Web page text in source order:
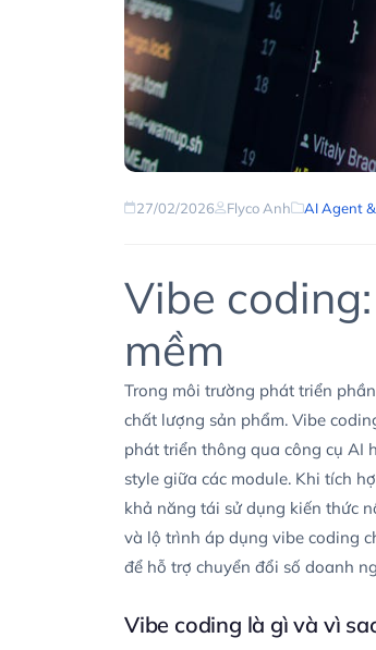
27/02/2026 Flyco Anh AI Agent
Vibe
mềm
Trong môi trường phát triển
chất lượng sản phẩm. Vibe
phát triển thông qua công cụ AI
style giữa các module. Khi tích
khả năng tái sử dụng kiến thức
và lộ trình áp dụng vibe coding
để hỗ trợ chuyển đổi số doanh
Vibe coding là gì và vì